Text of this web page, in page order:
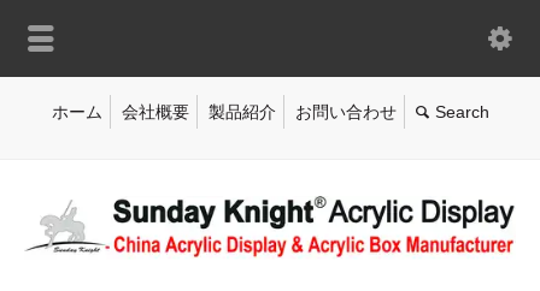
ホーム 会社概要 製品紹介 お問い合わせ